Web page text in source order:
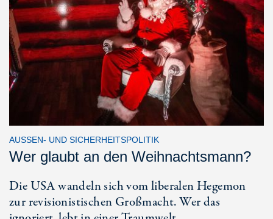
AUSSEN- UND SICHERHEITSPOLITIK
Wer glaubt an den Weihnachtsmann?
Die USA wandeln sich vom liberalen Hegemon
zur revisionistischen Großmacht. Wer das